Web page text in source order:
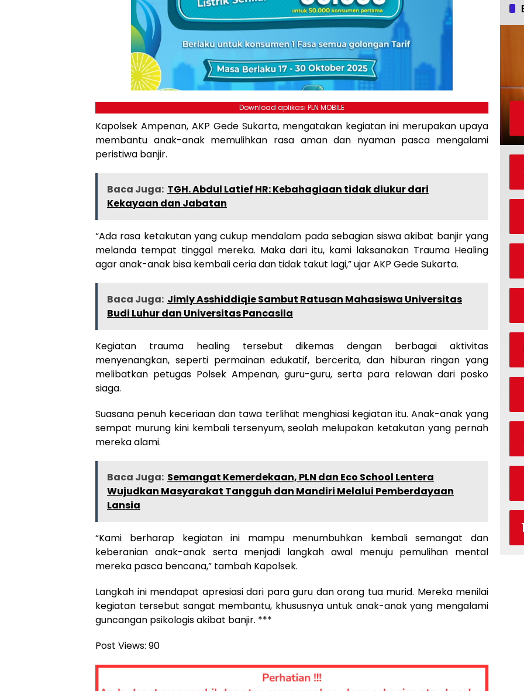
Download aplikasi PLN MOBILE
Kapolsek Ampenan, AKP Gede Sukarta, mengatakan kegiatan ini merupakan upaya
membantu anak-anak memulihkan rasa aman dan nyaman pasca mengalami
peristiwa banjir.
Baca Juga: TGH. Abdul Latief HR: Kebahagiaan tidak diukur dari
Kekayaan dan Jabatan
“Ada rasa ketakutan yang cukup mendalam pada sebagian siswa akibat banjir yang
melanda tempat tinggal mereka. Maka dari itu, kami laksanakan Trauma Healing
agar anak-anak bisa kembali ceria dan tidak takut lagi,” ujar AKP Gede Sukarta.
Baca Juga: Jimly Asshiddiqie Sambut Ratusan Mahasiswa Universitas
Budi Luhur dan Universitas Pancasila
Kegiatan trauma healing tersebut dikemas dengan berbagai aktivitas
menyenangkan, seperti permainan edukatif, bercerita, dan hiburan ringan yang
melibatkan petugas Polsek Ampenan, guru-guru, serta para relawan dari posko
siaga.
Suasana penuh keceriaan dan tawa terlihat menghiasi kegiatan itu. Anak-anak yang
sempat murung kini kembali tersenyum, seolah melupakan ketakutan yang pernah
mereka alami.
Baca Juga: Semangat Kemerdekaan, PLN dan Eco School Lentera
Wujudkan Masyarakat Tangguh dan Mandiri Melalui Pemberdayaan
Lansia
“Kami berharap kegiatan ini mampu menumbuhkan kembali semangat dan
keberanian anak-anak serta menjadi langkah awal menuju pemulihan mental
mereka pasca bencana,” tambah Kapolsek.
Langkah ini mendapat apresiasi dari para guru dan orang tua murid. Mereka menilai
kegiatan tersebut sangat membantu, khususnya untuk anak-anak yang mengalami
guncangan psikologis akibat banjir. ***
Post Views: 90